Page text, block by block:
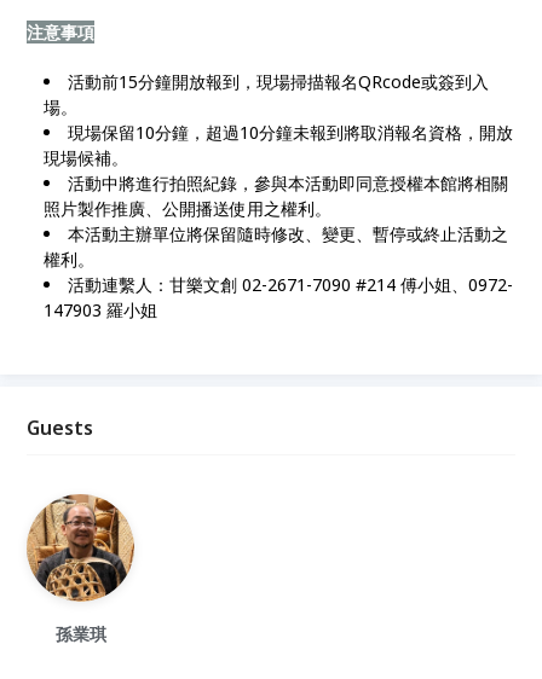
注意事項
活動前15分鐘開放報到，現場掃描報名QRcode或簽到入
場。
現場保留10分鐘，超過10分鐘未報到將取消報名資格，開放
現場候補。
活動中將進行拍照紀錄，參與本活動即同意授權本館將相關
照片製作推廣、公開播送使用之權利。
本活動主辦單位將保留隨時修改、變更、暫停或終止活動之
權利。
活動連繫人：甘樂文創 02-2671-7090 #214 傅小姐、0972-
147903 羅小姐
Guests
孫業琪